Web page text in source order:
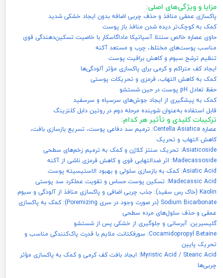
مزایا و ویژگی‌های اصلی:
پاکسازی عمقی منافذ و حذف چربی اضافه بدون ایجاد خشکی شدید
کمک به کوچک‌تر دیده شدن منافذ باز پوست
حاوی عصاره خالص سنتلا آسیاتیکا ماداگاسکار با خاصیت تسکین‌دهندگی قوی
مناسب پوست‌های مختلط، چرب و مستعد آکنه
تنظیم ترشح سبوم و کاهش براقیت پوست
ایجاد کف متراکم و کرمی برای پاکسازی مؤثر آلودگی‌ها
کمک به کاهش التهاب، قرمزی و تحریکات پوستی
حفظ تعادل pH پوست در حین شستشو
کمک به پیشگیری از ایجاد جوش‌های سرسیاه و سرسفید
قابل استفاده به‌عنوان شوینده مرحله دوم در روتین دابل کلنزینگ
ترکیبات کلیدی و تأثیر هر کدام:
عصاره Centella Asiatica: ترمیم سد دفاعی پوست، تسریع بازسازی بافت،
کاهش التهاب و تحریک
Asiaticoside: تحریک سنتز کلاژن و کمک به ترمیم زخم‌های سطحی
Madecassoside: اثر ضدالتهابی قوی و کاهش قرمزی ناشی از آکنه
Asiatic Acid: کمک به بازسازی سلولی و بهبود الاستیسیته پوست
Madecassic Acid: تسکین پوست حساس و تقویت عملکرد سد پوستی
Kaolin (خاک رس سفید): جذب چربی اضافی و پاکسازی منافذ از آلودگی و سبوم
Sodium Bicarbonate (در صورت وجود در سری Poremizing): کمک به پاکسازی
عمقی و حذف سلول‌های مرده سطحی
گلیسیرین: آبرسانی و جلوگیری از خشکی پس از شستشو
Cocamidopropyl Betaine: سورفکتانت ملایم با قدرت پاک‌کنندگی مناسب و
تحریک پایین
Myristic Acid / Stearic Acid: ایجاد بافت کف کرمی و کمک به پاکسازی مؤثر
چربی‌ها